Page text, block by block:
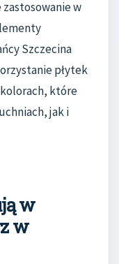
w
Szczecina
płytek
które
jak i
w
w